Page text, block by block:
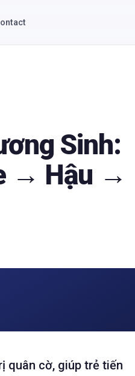
Sinh:
→ Hậu →
quân cờ, giúp trẻ tiến